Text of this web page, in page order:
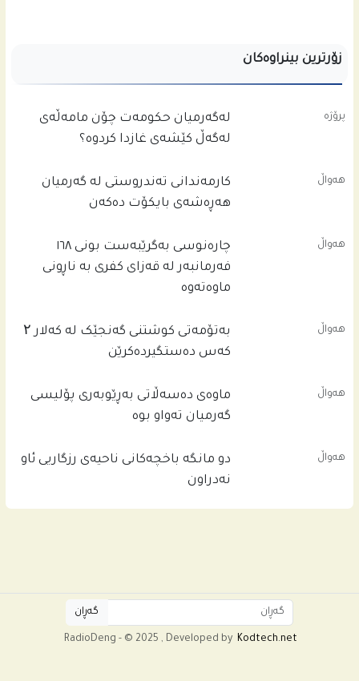
زۆرترین بینراوەکان
پرۆژە
له‌گه‌رمیان حكومه‌ت چۆن مامه‌ڵه‌ى
له‌گه‌ڵ كێشه‌ى غازدا كردوه‌؟
هەواڵ
کارمەندانی تەندروستی لە گەرمیان
هەڕەشەی بایکۆت دەکەن
هەواڵ
چاره‌نوسى به‌گرێبه‌ست بونى ١٦٨
فه‌رمانبه‌ر له‌ قه‌زاى كفرى به‌ ناڕونى
ماوه‌ته‌وه‌
هەواڵ
بەتۆمەتی کوشتنی گەنجێک لە کەلار ۲
کەس دەستگیردەکرێن
هەواڵ
ماوەی دەسەڵاتی بەڕێوبەری پۆلیسی
گەرمیان تەواو بوە
هەواڵ
دو مانگە باخچەکانی ناحیەی رزگاریی ئاو
نەدراون
Kodtech.net